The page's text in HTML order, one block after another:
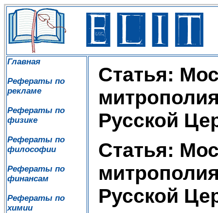
Главная
Рефераты по
рекламе
Рефераты по
физике
Рефераты по
философии
Рефераты по
финансам
Рефераты по
химии
Статья:
Русской
Статья:
Русской